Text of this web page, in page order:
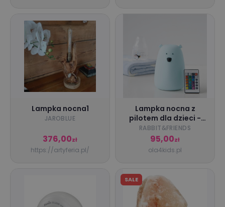
Lampka nocna1
JAROBLUE
376,00zł
https://artyferia.pl/
Lampka nocna z
pilotem dla dzieci -
Miś duży niebieski z
pilotem - Animal Lamp
Rabbit&Friends
RABBIT&FRIENDS
95,00zł
ola4kids.pl
SALE